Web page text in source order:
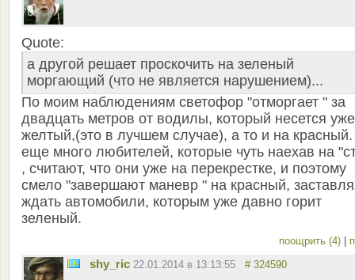
Quote:
а другой решает проскочить на зеленый
моргающий (что не является нарушением)...
По моим наблюдениям светофор "отморгает " за
двадцать метров от водилы, который несется
желтый,(это в лучшем случае), а то и на
еще много любителей, которые чуть наехав на
, считают, что они уже на перекрестке, и поэтому
смело "завершают маневр " на красный,
ждать автомобили, которым уже давно горит
зеленый.
поощрить (4)
shy_ric 22.01.2014 в 13:13:55 # 324590